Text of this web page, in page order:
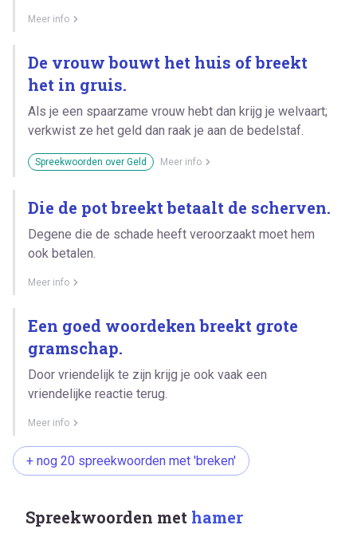
Meer info
De vrouw bouwt het huis of breekt
het in gruis.
Als je een spaarzame vrouw hebt dan krijg je welvaart;
verkwist ze het geld dan raak je aan de bedelstaf.
Spreekwoorden over Geld Meer info
Die de pot breekt betaalt de scherven.
Degene die de schade heeft veroorzaakt moet hem
ook betalen.
Meer info
Een goed woordeken breekt grote
gramschap.
Door vriendelijk te zijn krijg je ook vaak een
vriendelijke reactie terug.
Meer info
+ nog 20 spreekwoorden met 'breken'
Spreekwoorden met hamer